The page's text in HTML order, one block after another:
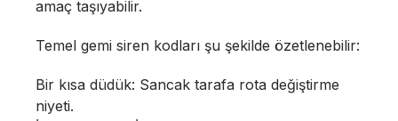
amaç taşıyabilir.
Temel gemi siren kodları şu şekilde özetlenebilir:
Bir kısa düdük: Sancak tarafa rota değiştirme
niyeti.